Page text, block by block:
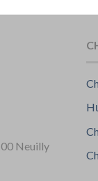
Neuilly